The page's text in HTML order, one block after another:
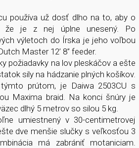
používa už dosť dlho na to, aby o
že je z nej úplne unesený. Po
výletoch do Írska je jeho voľbou
Master 12’ 8” feeder.
požiadavky na lov pleskáčov a ešte
sily na hádzanie plných košíkov.
prútom, je Daiwa 2503CU s
Maxima braid. Na konci šnúry je
dlhý 5 metrov so silou 5 kg.
umiestnený v 30-centimetrovej
dve menšie slučky s veľkosťou 3
má zabrániť motaniciam.